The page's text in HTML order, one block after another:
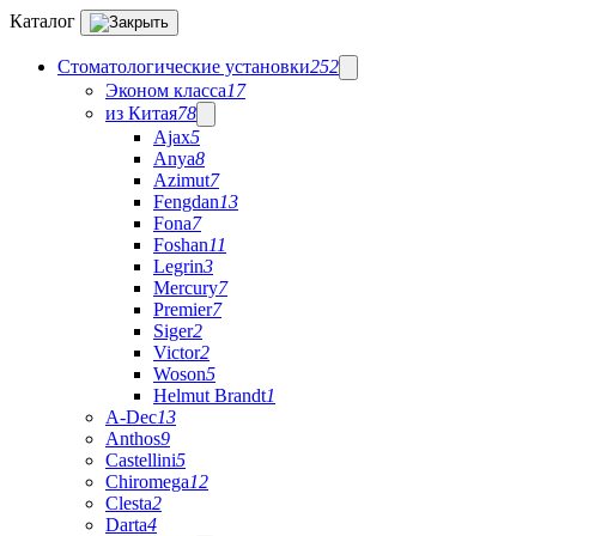
Каталог
Стоматологические установки252
Эконом класса17
из Китая78
Ajax5
Anya8
Azimut7
Fengdan13
Fona7
Foshan11
Legrin3
Mercury7
Premier7
Siger2
Victor2
Woson5
Helmut Brandt1
A-Dec13
Anthos9
Castellini5
Chiromega12
Clesta2
Darta4